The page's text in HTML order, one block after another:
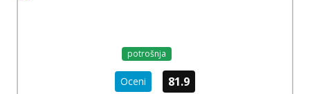
potrošnja
Oceni 81.9